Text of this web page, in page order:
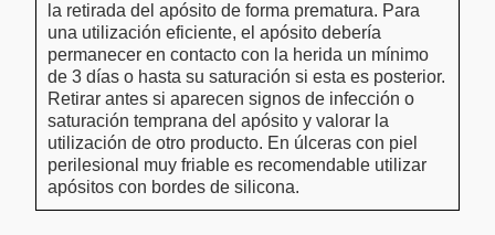
la retirada del apósito de forma prematura. Para
una utilización eficiente, el apósito debería
permanecer en contacto con la herida un mínimo
de 3 días o hasta su saturación si esta es posterior.
Retirar antes si aparecen signos de infección o
saturación temprana del apósito y valorar la
utilización de otro producto. En úlceras con piel
perilesional muy friable es recomendable utilizar
apósitos con bordes de silicona.